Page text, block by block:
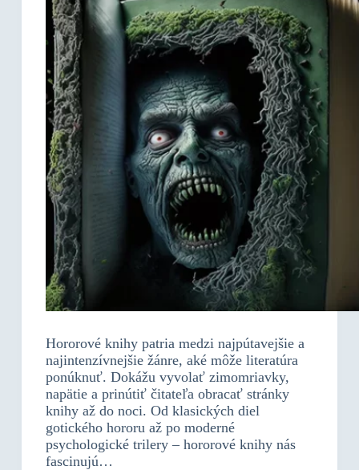
Hororové knihy patria medzi najpútavejšie a
najintenzívnejšie žánre, aké môže literatúra
ponúknuť. Dokážu vyvolať zimomriavky,
napätie a prinútiť čitateľa obracať stránky
knihy až do noci. Od klasických diel
gotického hororu až po moderné
psychologické trilery – hororové knihy nás
fascinujú…